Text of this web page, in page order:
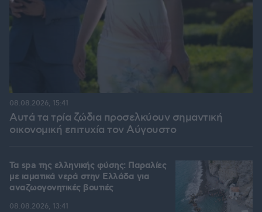
Αυτά τα τρία ζώδια προσελκύουν σημαντική
οικονομική επιτυχία τον Αύγουστο
08.08.2026, 15:41
Τα spa της ελληνικής φύσης: Παραλίες
με ιαματικά νερά στην Ελλάδα για
αναζωογονητικές βουτιές
08.08.2026, 13:41